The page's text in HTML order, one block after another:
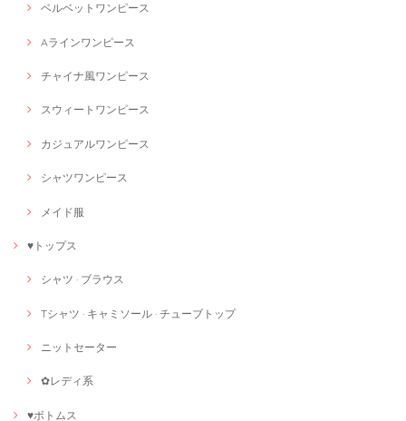
ベルベットワンピース
Aラインワンピース
チャイナ風ワンピース
スウィートワンピース
カジュアルワンピース
シャツワンピース
メイド服
♥トップス
シャツ · ブラウス
Tシャツ · キャミソール · チューブトップ
ニットセーター
✿レディ系
♥ボトムス